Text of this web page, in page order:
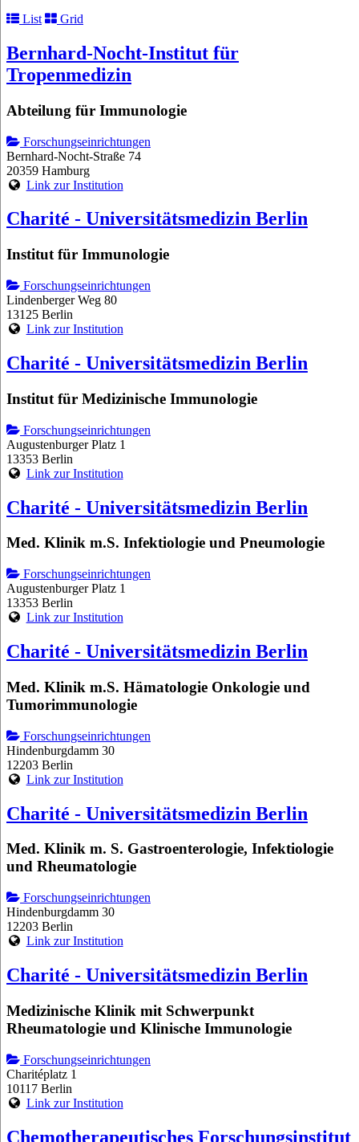
List
Grid
Bernhard-Nocht-Institut für
Tropenmedizin
Abteilung für Immunologie
Forschungseinrichtungen
Bernhard-Nocht-Straße 74
20359 Hamburg
Link zur Institution
Charité - Universitätsmedizin Berlin
Institut für Immunologie
Forschungseinrichtungen
Lindenberger Weg 80
13125 Berlin
Link zur Institution
Charité - Universitätsmedizin Berlin
Institut für Medizinische Immunologie
Forschungseinrichtungen
Augustenburger Platz 1
13353 Berlin
Link zur Institution
Charité - Universitätsmedizin Berlin
Med. Klinik m.S. Infektiologie und Pneumologie
Forschungseinrichtungen
Augustenburger Platz 1
13353 Berlin
Link zur Institution
Charité - Universitätsmedizin Berlin
Med. Klinik m.S. Hämatologie Onkologie und
Tumorimmunologie
Forschungseinrichtungen
Hindenburgdamm 30
12203 Berlin
Link zur Institution
Charité - Universitätsmedizin Berlin
Med. Klinik m. S. Gastroenterologie, Infektiologie
und Rheumatologie
Forschungseinrichtungen
Hindenburgdamm 30
12203 Berlin
Link zur Institution
Charité - Universitätsmedizin Berlin
Medizinische Klinik mit Schwerpunkt
Rheumatologie und Klinische Immunologie
Forschungseinrichtungen
Charitéplatz 1
10117 Berlin
Link zur Institution
Chemotherapeutisches Forschungsinstitut